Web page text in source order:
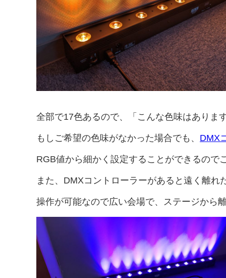
全部で17色あるので、「こんな色味はありま
もしご希望の色味がなかった場合でも、 DMX
RGB値から細かく設定することができるので
また、DMXコントローラーがあると遠く離れ
操作が可能なので広い会場で、ステージから